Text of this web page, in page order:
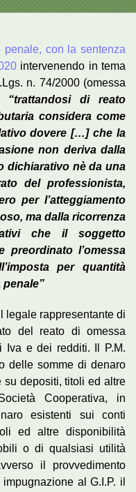
con la sentenza
intervenendo in tema
n. 74/2000 (omessa
“trattandosi di reato
considera come
dovere […] che la
non deriva dalla
dichiarativo nè da una
del professionista,
per l’atteggiamento
ma dalla ricorrenza
che il soggetto
preordinato l’omessa
per quantità
legale rappresentante di
del reato di omessa
Iva e dei redditi. Il P.M.
delle somme di denaro
su depositi, titoli ed altre
Cooperativa, in
esistenti sui conti
ed altre disponibilità
o di qualsiasi utilità
il provvedimento
al G.I.P. il